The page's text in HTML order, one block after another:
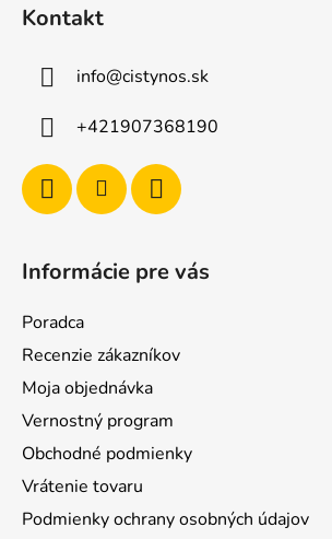
Kontakt
info@cistynos.sk
+421907368190
Informácie pre vás
Poradca
Recenzie zákazníkov
Moja objednávka
Vernostný program
Obchodné podmienky
Vrátenie tovaru
Podmienky ochrany osobných údajov